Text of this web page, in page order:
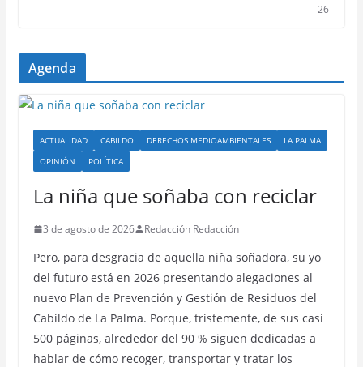
26
Agenda
ACTUALIDAD CABILDO DERECHOS MEDIOAMBIENTALES
LA PALMA
OPINIÓN
POLÍTICA
La niña que soñaba con reciclar
3 de agosto de 2026 Redacción Redacción
Pero, para desgracia de aquella niña soñadora, su yo
del futuro está en 2026 presentando alegaciones al
nuevo Plan de Prevención y Gestión de Residuos del
Cabildo de La Palma. Porque, tristemente, de sus casi
500 páginas, alrededor del 90 % siguen dedicadas a
hablar de cómo recoger, transportar y tratar los